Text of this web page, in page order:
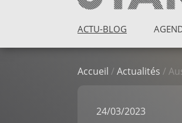
ACTU-BLOG
Accueil / Actualités /
24/03/2023